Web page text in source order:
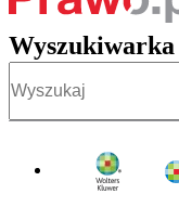
Wyszukiwarka